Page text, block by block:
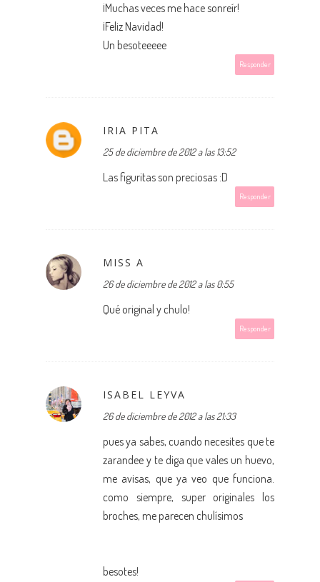
¡Muchas veces me hace sonreír!
¡Feliz Navidad!
Un besoteeeee
Responder
IRIA PITA
25 de diciembre de 2012 a las 13:52
Las figuritas son preciosas :D
Responder
MISS A
26 de diciembre de 2012 a las 0:55
Qué original y chulo!
Responder
ISABEL LEYVA
26 de diciembre de 2012 a las 21:33
pues ya sabes, cuando necesites que te
zarandee y te diga que vales un huevo,
me avisas, que ya veo que funciona.
como siempre, super originales los
broches, me parecen chulísimos
besotes!